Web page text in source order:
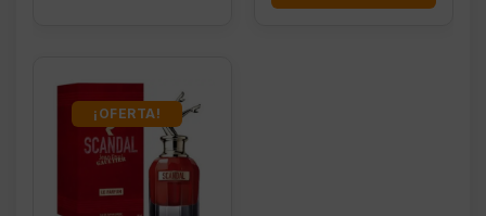
¡OFERTA!